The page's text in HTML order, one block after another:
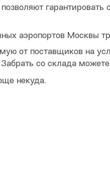
гарантировать
аэропортов Москвы
от поставщиков на
со склада
некуда.